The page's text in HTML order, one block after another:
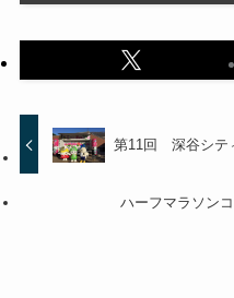
第11回 深谷シテ
ハーフマラソン